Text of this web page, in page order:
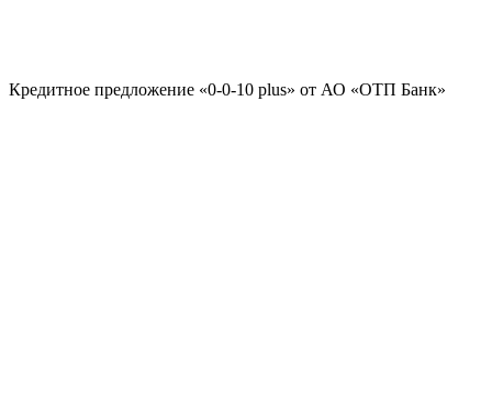
Кредитное предложение «0-0-10 plus» от АО «ОТП Банк»